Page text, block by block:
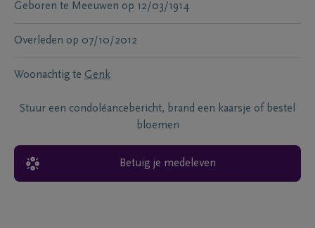
Geboren te Meeuwen op 12/03/1914
Overleden op 07/10/2012
Woonachtig te Genk
Stuur een condoléancebericht, brand een kaarsje of bestel
bloemen
Betuig je medeleven